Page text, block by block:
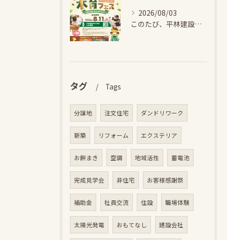
2026/08/03
このたび、平林建設では、お子さまが木とふれあい・木について学...
タグ Tags
分譲地 注文住宅 ダンドリワーク
新築 リフォーム エクステリア
お餅まき 空調 地域活性 蓄電池
完成見学会 非住宅 お客様感謝祭
補助金 社員交流 住設 職場体験
太陽光発電 おもてなし 建設会社